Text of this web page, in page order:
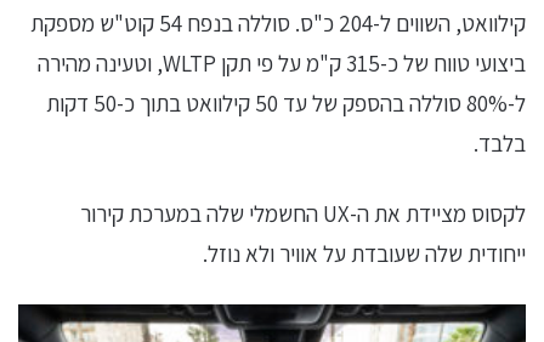
קילוואט, השווים ל-204 כ"ס. סוללה בנפח 54 קוט"ש מספקת
ביצועי טווח של כ-315 ק"מ על פי תקן WLTP, וטעינה מהירה
ל-80% סוללה בהספק של עד 50 קילוואט בתוך כ-50 דקות
בלבד.
לקסוס מציידת את ה-UX החשמלי שלה במערכת קירור
ייחודית שלה שעובדת על אוויר ולא נוזל.